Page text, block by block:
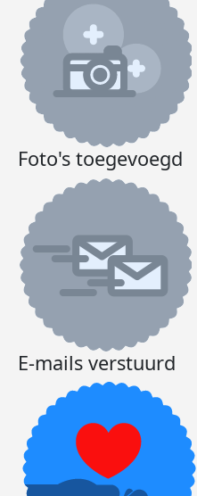
Foto's toegevoegd
E-mails verstuurd